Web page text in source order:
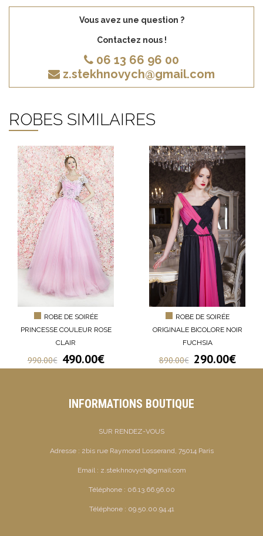
Vous avez une question ?
Contactez nous !
06 13 66 96 00
z.stekhnovych@gmail.com
ROBES SIMILAIRES
ROBE DE SOIRÉE
PRINCESSE COULEUR ROSE
CLAIR
990.00€ 490.00€
ROBE DE SOIRÉE
ORIGINALE BICOLORE NOIR
FUCHSIA
890.00€ 290.00€
INFORMATIONS BOUTIQUE
SUR RENDEZ-VOUS
Adresse : 2bis rue Raymond Losserand, 75014 Paris
Email : z.stekhnovych@gmail.com
Téléphone : 06.13.66.96.00
Téléphone : 09.50.00.94.41